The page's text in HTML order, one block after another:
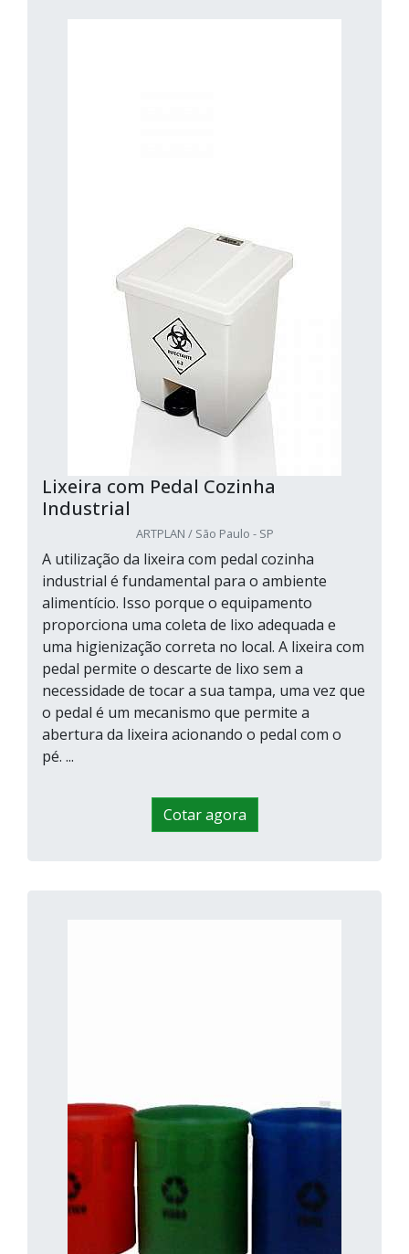
Lixeira com Pedal Cozinha
Industrial
ARTPLAN / São Paulo - SP
A utilização da lixeira com pedal cozinha
industrial é fundamental para o ambiente
alimentício. Isso porque o equipamento
proporciona uma coleta de lixo adequada e
uma higienização correta no local. A lixeira com
pedal permite o descarte de lixo sem a
necessidade de tocar a sua tampa, uma vez que
o pedal é um mecanismo que permite a
abertura da lixeira acionando o pedal com o
pé. ...
Cotar agora